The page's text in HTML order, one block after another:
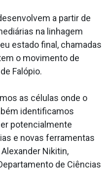
a partir de
na linhagem
estado final, chamadas
o movimento de
Falópio.
as células onde o
identificamos
potencialmente
e novas ferramentas
Nikitin,
de Ciências